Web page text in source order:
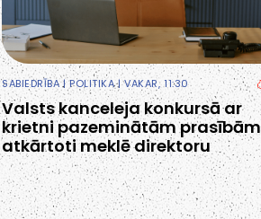
SABIEDRĪBA|POLITIKA| VAKAR, 11:30
Valsts kanceleja konkursā ar
krietni pazeminātām prasībām
atkārtoti meklē direktoru